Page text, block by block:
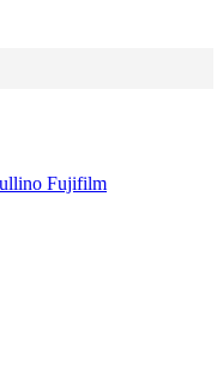
Fujifilm